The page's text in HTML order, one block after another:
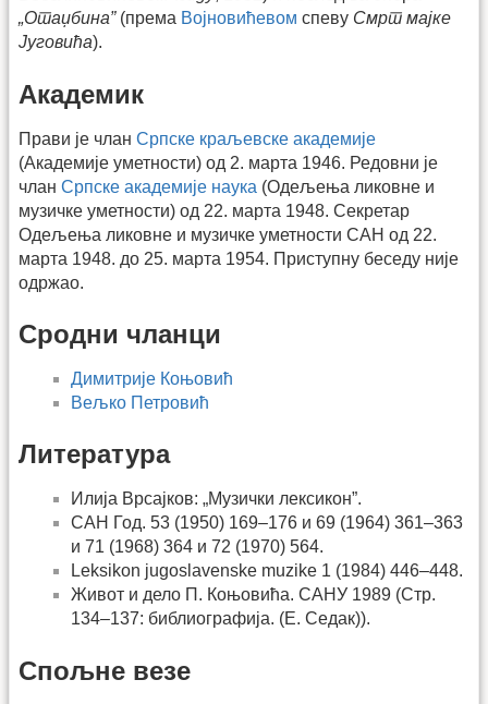
„Отаџбина”(према Војновићевом спеву Смрт мајке
Југовића).
Академик
Прави је члан Српске краљевске академије
(Академије уметности) од 2. марта 1946. Редовни је
члан Српске академије наука (Одељења ликовне и
музичке уметности) од 22. марта 1948. Секретар
Одељења ликовне и музичке уметности САН од 22.
марта 1948. до 25. марта 1954. Приступну беседу није
одржао.
Сродни чланци
Димитрије Коњовић
Вељко Петровић
Литература
Илија Врсајков: „Музички лексикон”.
САН Год. 53 (1950) 169–176 и 69 (1964) 361–363
и 71 (1968) 364 и 72 (1970) 564.
Leksikon jugoslavenske muzike 1 (1984) 446–448.
Живот и дело П. Коњовића. САНУ 1989 (Стр.
134–137: библиографија. (Е. Седак)).
Спољне везе